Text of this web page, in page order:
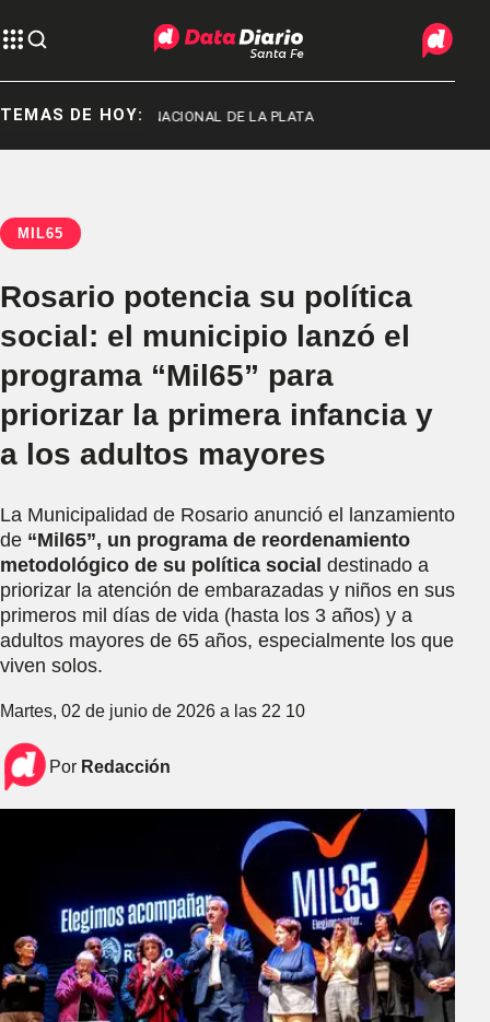
TEMAS DE HOY:
UNIVERSIDAD NACIONAL DE LA PLATA
MIL65
Rosario potencia su política
social: el municipio lanzó el
programa “Mil65” para
priorizar la primera infancia y
a los adultos mayores
La Municipalidad de Rosario anunció el lanzamiento
de “Mil65”, un programa de reordenamiento
metodológico de su política social destinado a
priorizar la atención de embarazadas y niños en sus
primeros mil días de vida (hasta los 3 años) y a
adultos mayores de 65 años, especialmente los que
viven solos.
Martes, 02 de junio de 2026 a las 22 10
Por Redacción